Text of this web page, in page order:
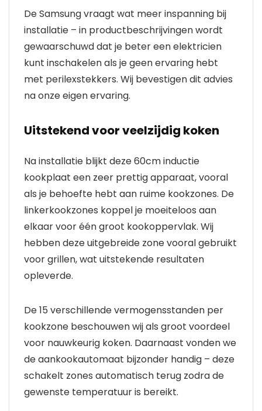
De Samsung vraagt wat meer inspanning bij
installatie – in productbeschrijvingen wordt
gewaarschuwd dat je beter een elektricien
kunt inschakelen als je geen ervaring hebt
met perilexstekkers. Wij bevestigen dit advies
na onze eigen ervaring.
Uitstekend voor veelzijdig koken
Na installatie blijkt deze 60cm inductie
kookplaat een zeer prettig apparaat, vooral
als je behoefte hebt aan ruime kookzones. De
linkerkookzones koppel je moeiteloos aan
elkaar voor één groot kookoppervlak. Wij
hebben deze uitgebreide zone vooral gebruikt
voor grillen, wat uitstekende resultaten
opleverde.
De 15 verschillende vermogensstanden per
kookzone beschouwen wij als groot voordeel
voor nauwkeurig koken. Daarnaast vonden we
de aankookautomaat bijzonder handig – deze
schakelt zones automatisch terug zodra de
gewenste temperatuur is bereikt.